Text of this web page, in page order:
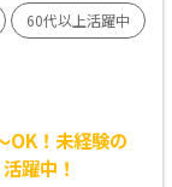
60代以上活躍中
OK！未経験の
躍中！